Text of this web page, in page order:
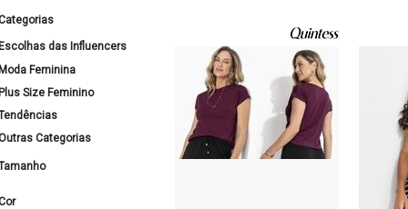
das Influencers
Feminina
Size Feminino
Categorias